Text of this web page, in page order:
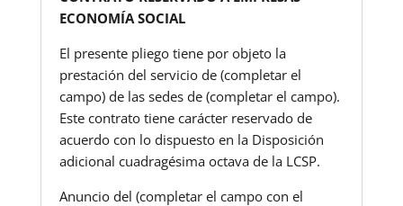
ECONOMÍA SOCIAL
El presente pliego tiene por objeto la
prestación del servicio de (completar el
campo) de las sedes de (completar el campo).
Este contrato tiene carácter reservado de
acuerdo con lo dispuesto en la Disposición
adicional cuadragésima octava de la LCSP.
Anuncio del (completar el campo con el